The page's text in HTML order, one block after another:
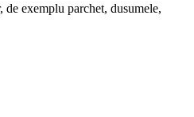
exemplu parchet, dusumele,